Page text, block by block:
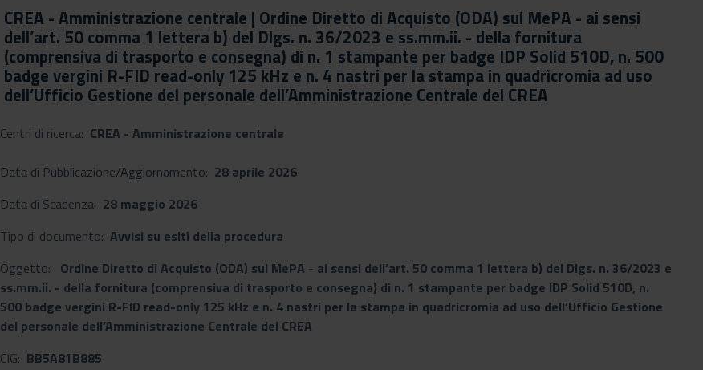
CREA - Amministrazione centrale | Ordine Diretto di Acquisto (ODA) sul MePA - ai sensi
dell’art. 50 comma 1 lettera b) del Dlgs. n. 36/2023 e ss.mm.ii. - della fornitura
(comprensiva di trasporto e consegna) di n. 1 stampante per badge IDP Solid 510D, n. 500
badge vergini R-FID read-only 125 kHz e n. 4 nastri per la stampa in quadricromia ad uso
dell’Ufficio Gestione del personale dell’Amministrazione Centrale del CREA
Centri di ricerca: CREA - Amministrazione centrale
Data di Pubblicazione/Aggiornamento: 28 aprile 2026
Data di Scadenza: 28 maggio 2026
Tipo di documento:Avvisi su esiti della procedura
Oggetto: Ordine Diretto di Acquisto (ODA) sul MePA - ai sensi dell’art. 50 comma 1 lettera b) del Dlgs. n. 36/2023 e
ss.mm.ii. - della fornitura (comprensiva di trasporto e consegna) di n. 1 stampante per badge IDP Solid 510D, n.
500 badge vergini R-FID read-only 125 kHz e n. 4 nastri per la stampa in quadricromia ad uso dell’Ufficio Gestione
del personale dell’Amministrazione Centrale del CREA
CIG: BB5A81B885